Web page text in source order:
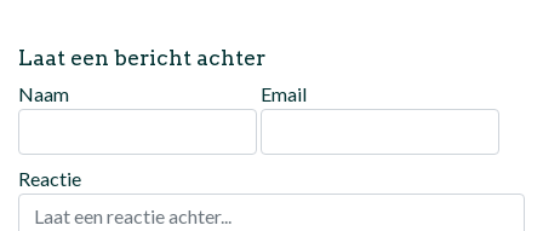
Laat een bericht achter
Naam Email
Reactie